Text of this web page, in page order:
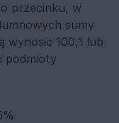
przecinku, w
sumy
wynosić 100,1 lub
podmioty